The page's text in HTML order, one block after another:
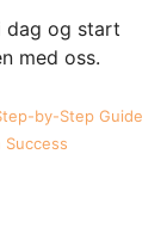
dag og start
med oss.
by-Step Guide
Success